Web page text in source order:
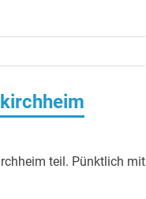
teil. Pünktlich mit